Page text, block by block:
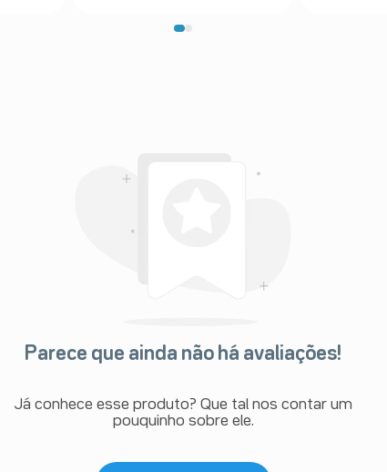
Parece que ainda não há avaliações!
Já conhece esse produto? Que tal nos contar um
pouquinho sobre ele.